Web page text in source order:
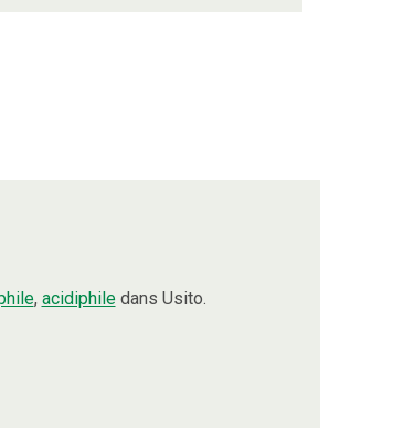
, acidiphiledans Usito.